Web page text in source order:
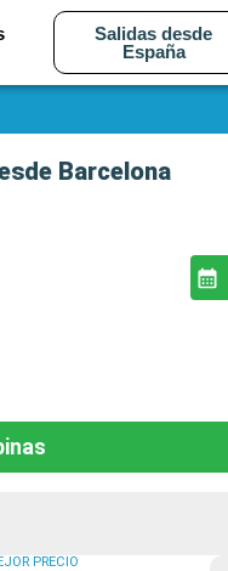
Salidas desde
España
Barcelona
PRECIO